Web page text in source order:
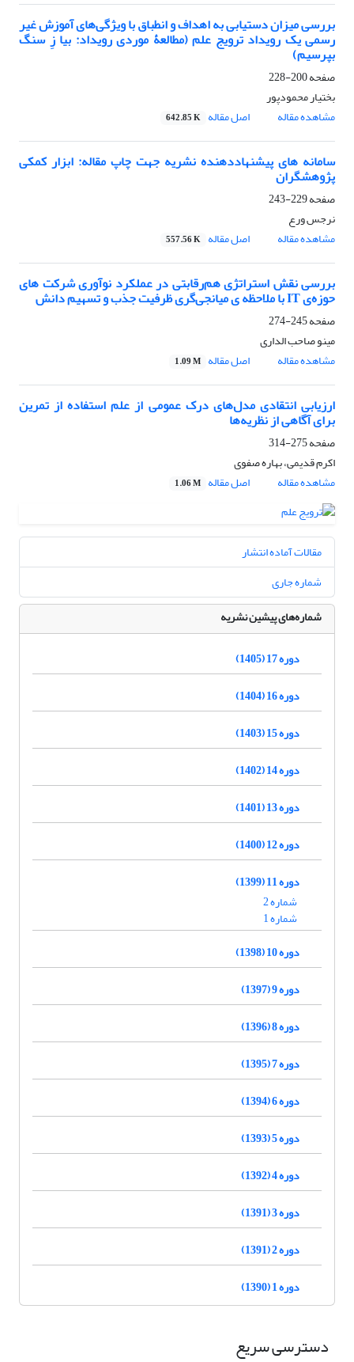
بررسی میزان دستیابی به اهداف و انطباق با ویژگی‌های آموزش غیر
رسمی یک رویداد ترویج علم (مطالعۀ موردی رویداد: بیا زِ سنگ
بپرسیم)
صفحه200-228
بختیار محمودپور
مشاهده مقاله
اصل مقاله 642.85 K
سامانه های پیشنهاددهنده نشریه جهت چاپ مقاله: ابزار کمکی
پژوهشگران
صفحه229-243
نرجس ورع
مشاهده مقاله
اصل مقاله 557.56 K
بررسی نقش استراتژی هم‌رقابتی در عملکرد نوآوری شرکت های
حوزه‌‌‌‎ی IT با ملاحظه ی میانجی‌گری ظرفیت جذب و تسهیم دانش
صفحه245-274
مینو صاحب الداری
مشاهده مقاله
اصل مقاله 1.09 M
ارزیابی انتقادی مدل‌های درک عمومی از علم استفاده از تمرین
برای آگاهی از نظریه‌ها
صفحه275-314
اکرم قدیمی، بهاره صفوی
مشاهده مقاله
اصل مقاله 1.06 M
مقالات آماده انتشار
شماره جاری
شماره‌های پیشین نشریه
دوره 17 (1405)
دوره 16 (1404)
دوره 15 (1403)
دوره 14 (1402)
دوره 13 (1401)
دوره 12 (1400)
دوره 11 (1399)
شماره 2
شماره 1
دوره 10 (1398)
دوره 9 (1397)
دوره 8 (1396)
دوره 7 (1395)
دوره 6 (1394)
دوره 5 (1393)
دوره 4 (1392)
دوره 3 (1391)
دوره 2 (1391)
دوره 1 (1390)
دسترسی سریع